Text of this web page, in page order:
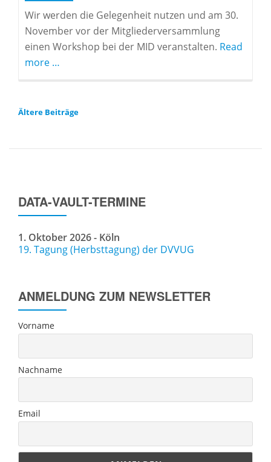
Wir werden die Gelegenheit nutzen und am 30.
November vor der Mitgliederversammlung
einen Workshop bei der MID veranstalten. Read
more about
30.
…
BEITRAGSNAVIGATION
Ältere Beiträge
DATA-VAULT-TERMINE
1. Oktober 2026 - Köln
19. Tagung (Herbsttagung) der DVVUG
ANMELDUNG ZUM NEWSLETTER
Vorname
Nachname
Email